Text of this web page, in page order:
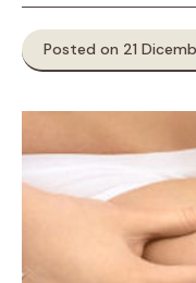
Posted on 21